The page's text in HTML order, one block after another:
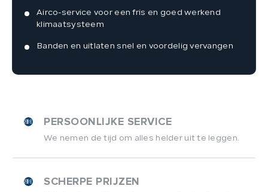
Airco-service voor een fris en goed werkend
klimaatsysteem
Banden en uitlaten snel en voordelig vervangen
PERSOONLIJKE SERVICE
We nemen de tijd om alles helder uit te leggen.
SCHERPE PRIJZEN